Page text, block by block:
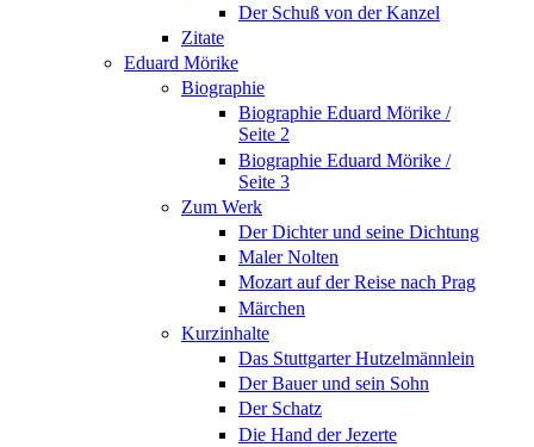
Der Schuß von der Kanzel
Zitate
Eduard Mörike
Biographie
Biographie Eduard Mörike /
Seite 2
Biographie Eduard Mörike /
Seite 3
Zum Werk
Der Dichter und seine Dichtung
Maler Nolten
Mozart auf der Reise nach Prag
Märchen
Kurzinhalte
Das Stuttgarter Hutzelmännlein
Der Bauer und sein Sohn
Der Schatz
Die Hand der Jezerte